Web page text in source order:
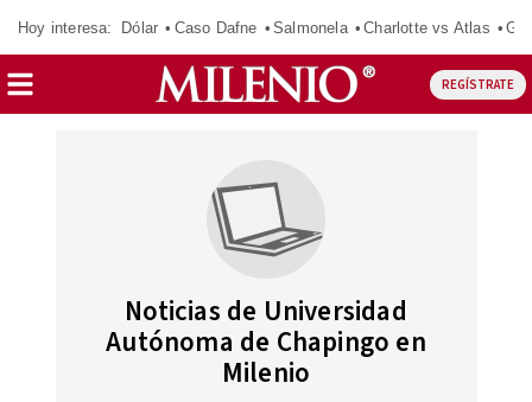
Hoy interesa: Dólar Caso Dafne Salmonela Charlotte vs Atlas
REGÍSTRATE
Noticias de Universidad
Autónoma de Chapingo en
Milenio